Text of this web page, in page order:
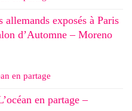
exposés à Paris
d’Automne – Moreno
en partage
en partage –